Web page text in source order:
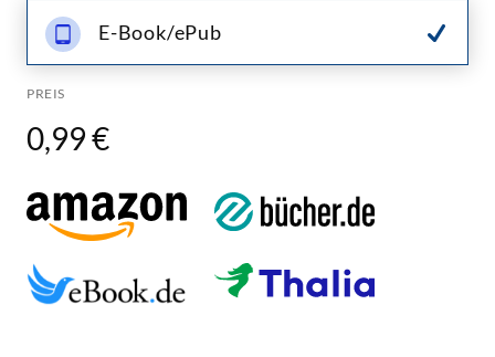
E-Book/ePub
PREIS
0,99 €